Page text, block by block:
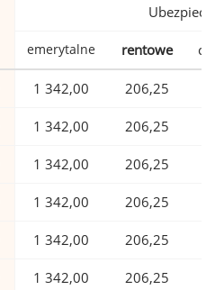
emerytalne rentowe
1 342,00 206,25
1 342,00 206,25
1 342,00 206,25
1 342,00 206,25
1 342,00 206,25
1 342,00 206,25